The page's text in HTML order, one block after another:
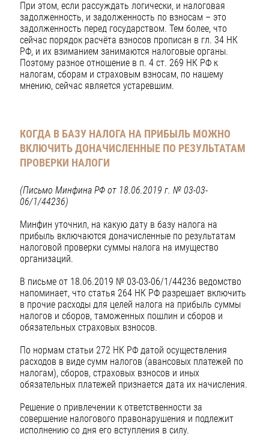
При этом, если рассуждать логически, и налоговая
задолженность, и задолженность по взносам – это
задолженность перед государством. Тем более, что
сейчас порядок расчёта взносов прописан в гл. 34 НК
РФ, и их взиманием занимаются налоговые органы.
Поэтому разное отношение в п. 4 ст. 269 НК РФ к
налогам, сборам и страховым взносам, по нашему
мнению, сейчас является устаревшим.
КОГДА В БАЗУ НАЛОГА НА ПРИБЫЛЬ МОЖНО
ВКЛЮЧИТЬ ДОНАЧИСЛЕННЫЕ ПО РЕЗУЛЬТАТАМ
ПРОВЕРКИ НАЛОГИ
(Письмо Минфина РФ от 18.06.2019 г. № 03-03-
06/1/44236)
Минфин уточнил, на какую дату в базу налога на
прибыль включаются доначисленные по результатам
налоговой проверки суммы налога на имущество
организаций.
В письме от 18.06.2019 № 03-03-06/1/44236 ведомство
напоминает, что статья 264 НК РФ разрешает включить
в прочие расходы для целей налога на прибыль суммы
налогов и сборов, таможенных пошлин и сборов и
обязательных страховых взносов.
По нормам статьи 272 НК РФ датой осуществления
расходов в виде сумм налогов (авансовых платежей по
налогам), сборов, страховых взносов и иных
обязательных платежей признается дата их начисления.
Решение о привлечении к ответственности за
совершение налогового правонарушения и подлежит
исполнению со дня его вступления в силу.